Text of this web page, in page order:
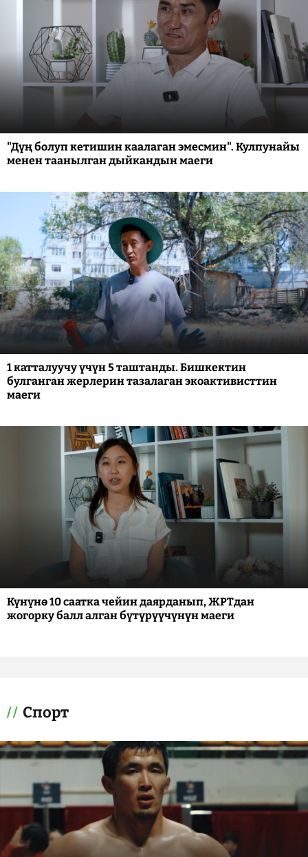
"Дүң болуп кетишин каалаган эмесмин". Кулпунайы
менен таанылган дыйкандын маеги
1 катталуучу үчүн 5 таштанды. Бишкектин
булганган жерлерин тазалаган экоактивисттин
маеги
Күнүнө 10 саатка чейин даярданып, ЖРТдан
жогорку балл алган бүтүрүүчүнүн маеги
Спорт